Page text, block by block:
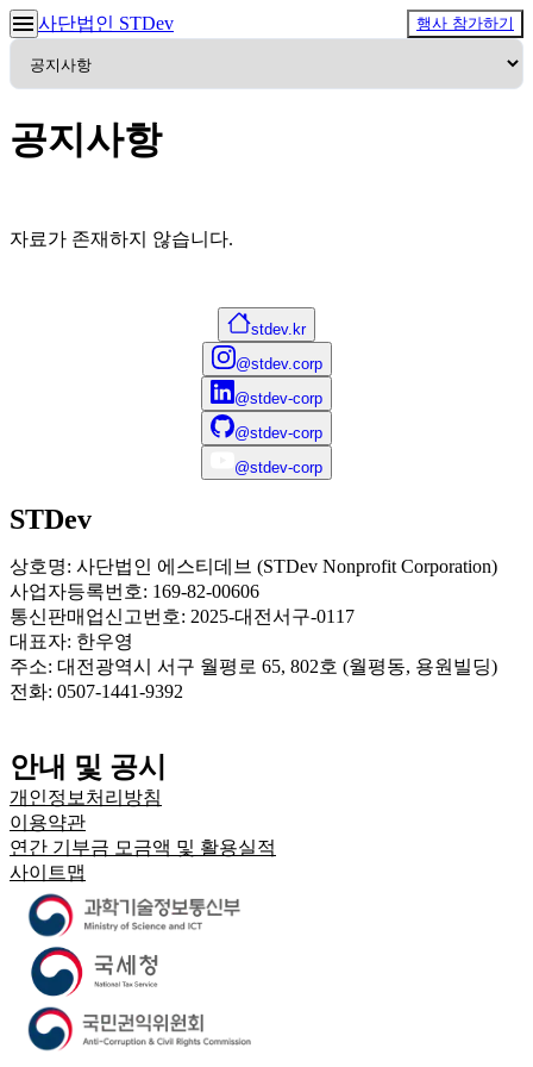
사단법인 STDev 행사 참가하기
공지사항
자료가 존재하지 않습니다.
stdev.kr
@stdev.corp
@stdev-corp
@stdev-corp
@stdev-corp
STDev
상호명: 사단법인 에스티데브 (STDev Nonprofit Corporation)
사업자등록번호: 169-82-00606
통신판매업신고번호: 2025-대전서구-0117
대표자: 한우영
주소: 대전광역시 서구 월평로 65, 802호 (월평동, 용원빌딩)
전화: 0507-1441-9392
안내 및 공시
개인정보처리방침
이용약관
연간 기부금 모금액 및 활용실적
사이트맵